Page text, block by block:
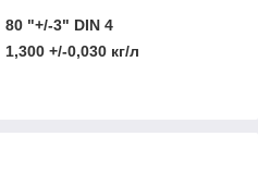
80 "+/-3" DIN 4
1,300 +/-0,030 кг/л